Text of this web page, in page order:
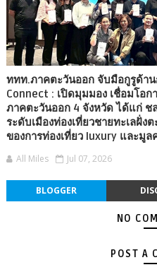
ททท.ภาคตะวันออก จับมือกูรูด้าน
Connect : เปิดมุมมอง เชื่อมโอก
ภาคตะวันออก 4 จังหวัด ได้แก่ ช
ระดับเมืองท่องเที่ยวชายทะเลฝั่
ของการท่องเที่ยว luxury และมูล
All Miles Jul 07, 2026
BLOGGER
NO
POST A